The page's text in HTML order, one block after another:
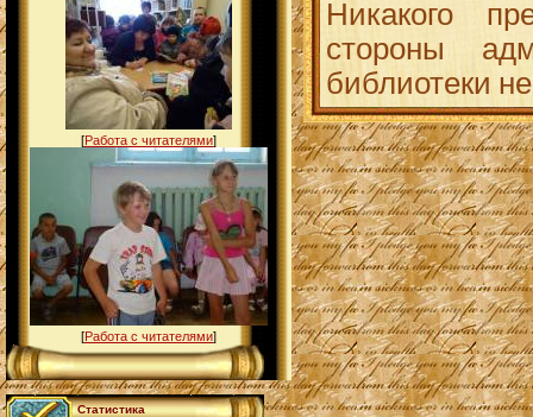
[Работа с читателями]
[Работа с читателями]
Статистика
Никакого
стороны
библиотеки